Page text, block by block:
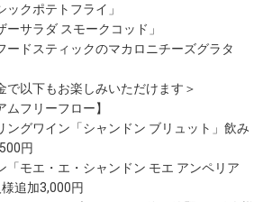
テトフライ」
スモークコッド」
ィックのマカロニチーズグラタ
お楽しみいただけます＞
ーフロー】
ン「シャンドン ブリュット」飲み
円
エ・シャンドン モエ アンペリア
追加3,000円